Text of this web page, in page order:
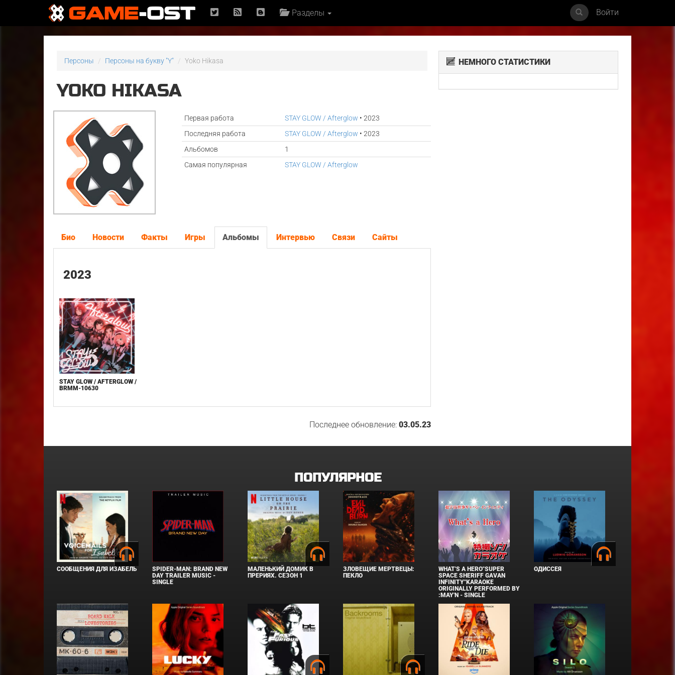
Разделы Войти
Персоны Персоны на букву "Y" Yoko Hikasa
YOKO HIKASA
Первая работа STAY GLOW / Afterglow • 2023
Последняя работа
STAY GLOW / Afterglow • 2023
Альбомов
1
Самая популярная
STAY GLOW / Afterglow
Био Новости Факты Игры Альбомы Интервью Связи Сайты
2023
STAY GLOW / AFTERGLOW /
BRMM-10630
Последнее обновление: 03.05.23
НЕМНОГО СТАТИСТИКИ
ПОПУЛЯРНОЕ
СООБЩЕНИЯ ДЛЯ ИЗАБЕЛЬ
SPIDER-MAN: BRAND NEW
DAY TRAILER MUSIC -
SINGLE
МАЛЕНЬКИЙ ДОМИК В
ПРЕРИЯХ. СЕЗОН 1
ЗЛОВЕЩИЕ МЕРТВЕЦЫ:
ПЕКЛО
WHAT'S A HERO"SUPER
SPACE SHERIFF GAVAN
INFINITY"KARAOKE
ORIGINALLY PERFORMED BY
:MAY'N - SINGLE
ОДИССЕЯ